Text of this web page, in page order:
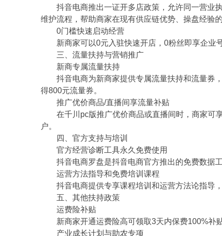
抖音电商推出一证开多店政策，允许同一营业
维护流程，帮助商家在现有供应链优势、操盘经验
0门槛快速启动经营
新商家可以0元入驻快速开店，0粉丝即享企业
三、流量扶持与营销推广
新商专属流量扶持
抖音电商为新商家提供专属流量扶持和流量券
得800元流量券。
推广优价商品/直播间享流量补贴
在千川pc版推广优价商品或直播间时，商家可
户。
四、官方支持与培训
官方经营诊断工具永久免费使用
抖音电商罗盘是抖音电商官方推出的免费数据
运营方法指导和免费培训课程
抖音电商提供专享课程培训和运营方法论指导
五、其他扶持政策
运费险补贴
新商家开通运费险高可领取3天内保费100%补
产业成长计划与助农专项